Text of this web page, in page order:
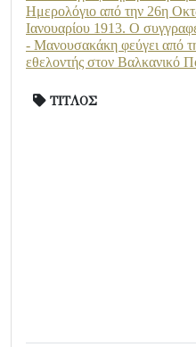
Ημερολόγιο από την 26η
Ιανουαρίου 1913. Ο
- Μανουσακάκη φεύγει από
εθελοντής στον Βαλκανικό
ΤΙΤΛΟΣ